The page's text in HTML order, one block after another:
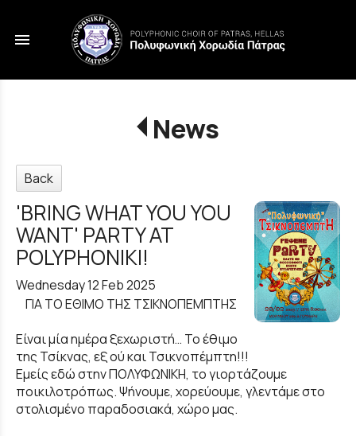
menu
News
Back
'BRING WHAT YOU YOU
WANT' PARTY AT
POLYPHONIKI!
Wednesday 12 Feb 2025
ΓΙΑ ΤΟ ΕΘΙΜΟ ΤΗΣ ΤΣΙΚΝΟΠΕΜΠΤΗΣ
Είναι μία ημέρα ξεχωριστή… Το έθιμο
της Τσίκνας, εξ ού και Τσικνοπέμπτη!!!
Εμείς εδώ στην ΠΟΛΥΦΩΝΙΚΗ, το γιορτάζουμε
ποικιλοτρόπως. Ψήνουμε, χορεύουμε, γλεντάμε στο
στολισμένο παραδοσιακά, χώρο μας.